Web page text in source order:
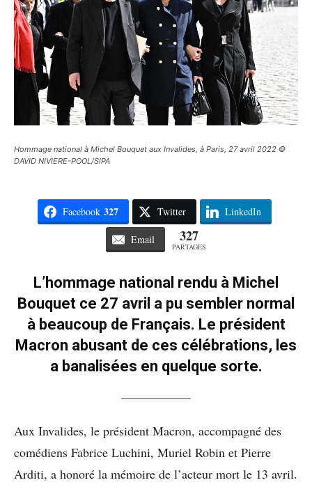
Hommage national à Michel Bouquet aux Invalides, à Paris, 27 avril 2022 ©
DAVID NIVIERE-POOL/SIPA
Facebook 327 Twitter LinkedIn
Email 327
PARTAGES
L’hommage national rendu à Michel
Bouquet ce 27 avril a pu sembler normal
à beaucoup de Français. Le président
Macron abusant de ces célébrations, les
a banalisées en quelque sorte.
Aux Invalides, le président Macron, accompagné des
comédiens Fabrice Luchini, Muriel Robin et Pierre
Arditi, a honoré la mémoire de l’acteur mort le 13 avril.